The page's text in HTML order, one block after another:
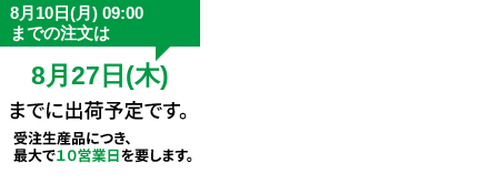
8月10日(月) 09:00
までの注文は
8月27日(木)